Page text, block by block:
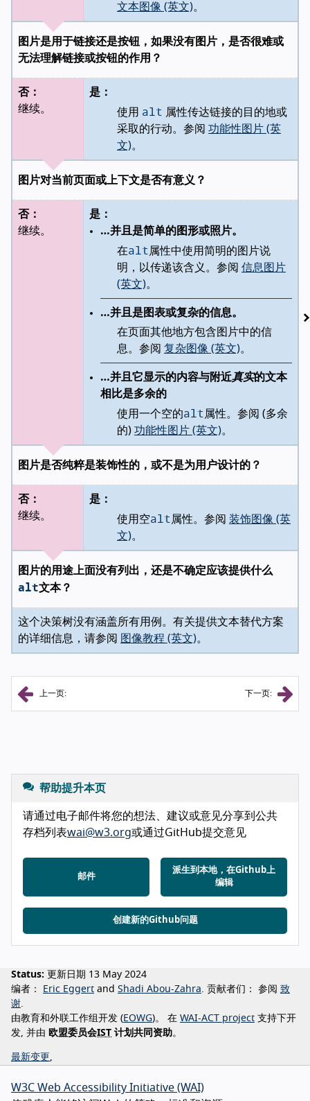
文本图像 (英文)。
图片是用于链接还是按钮，如果没有图片，是否很难或
无法理解链接或按钮的作用？
是：
使用 alt 属性传达链接的目的地或
采取的行动。参阅 功能性图片 (英
文)。
否：
继续。
图片对当前页面或上下文是否有意义？
是：
…并且是简单的图形或照片。
在alt属性中使用简明的图片说
明，以传递该含义。参阅 信息图片
(英文)。
…并且是图表或复杂的信息。
在页面其他地方包含图片中的信
息。参阅 复杂图像 (英文)。
…并且它显示的内容与附近真实的文本
相比是多余的
使用一个空的alt属性。参阅 (多余
的) 功能性图片 (英文)。
否：
继续。
图片是否纯粹是装饰性的，或不是为用户设计的？
是：
使用空alt属性。参阅 装饰图像 (英
文)。
否：
继续。
图片的用途上面没有列出，还是不确定应该提供什么
alt文本？
这个决策树没有涵盖所有用例。有关提供文本替代方案
的详细信息，请参阅
图像教程 (英文)。
上一页: 下一页:
帮助提升本页
请通过电子邮件将您的想法、建议或意见分享到公共
存档列表wai@w3.org或通过GitHub提交意见
邮件
派生到本地，在Github上
编辑
创建新的Github问题
Status: 更新日期 13 May 2024
编者：
Eric Eggert Shadi Abou-Zahra 贡献者们： 参阅 致
谢
由教育和外联工作组开发 (EOWG)。 在 WAI-ACT project 支持下开
发, 并由 欧盟委员会IST 计划共同资助。
最新变更
W3C Web Accessibility Initiative (WAI)